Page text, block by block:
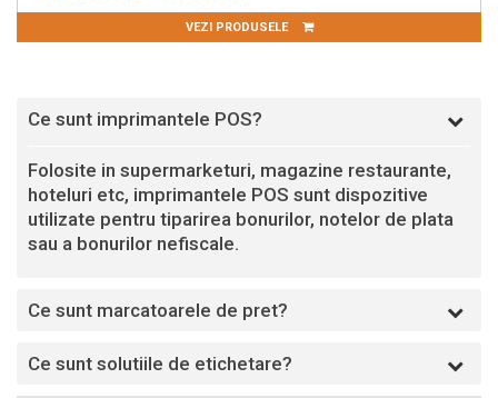
Ce sunt imprimantele POS?
Folosite in supermarketuri, magazine restaurante,
hoteluri etc, imprimantele POS sunt dispozitive
utilizate pentru tiparirea bonurilor, notelor de plata
sau a bonurilor nefiscale.
Ce sunt marcatoarele de pret?
Ce sunt solutiile de etichetare?
VEZI PRODUSELE